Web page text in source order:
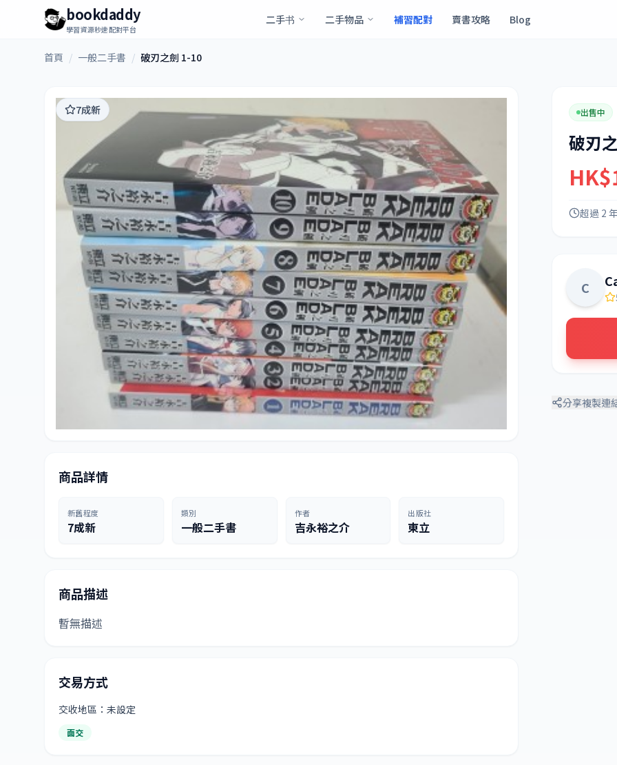
bookdaddy
學習資源秒速配對平台
二手书 二手物品 補習配對 賣書攻略 Blog
首頁 / 一般二手書 / 破刃之劍 1-10
7成新
商品詳情
新舊程度
7成新
類別
一般二手書
作者
吉永裕之介
出版社
東立
商品描述
暫無描述
交易方式
交收地區：未設定
面交
出售中
破刃
超過 2
C
分享複製連